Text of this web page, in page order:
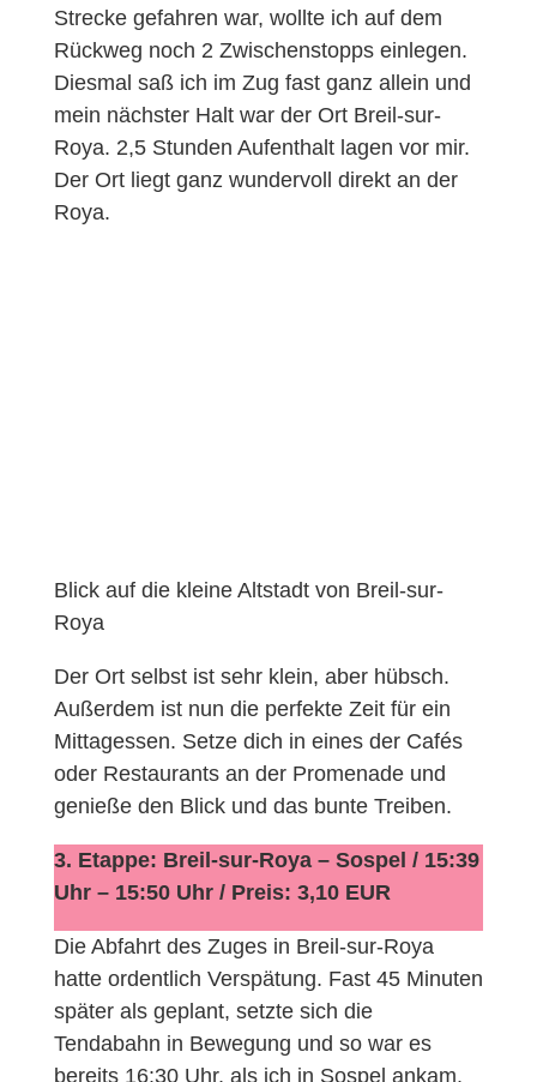
Strecke gefahren war, wollte ich auf dem
Rückweg noch 2 Zwischenstopps einlegen.
Diesmal saß ich im Zug fast ganz allein und
mein nächster Halt war der Ort Breil-sur-
Roya. 2,5 Stunden Aufenthalt lagen vor mir.
Der Ort liegt ganz wundervoll direkt an der
Roya.
Blick auf die kleine Altstadt von Breil-sur-
Roya
Der Ort selbst ist sehr klein, aber hübsch.
Außerdem ist nun die perfekte Zeit für ein
Mittagessen. Setze dich in eines der Cafés
oder Restaurants an der Promenade und
genieße den Blick und das bunte Treiben.
3. Etappe: Breil-sur-Roya – Sospel / 15:39
Uhr – 15:50 Uhr / Preis: 3,10 EUR
Die Abfahrt des Zuges in Breil-sur-Roya
hatte ordentlich Verspätung. Fast 45 Minuten
später als geplant, setzte sich die
Tendabahn in Bewegung und so war es
bereits 16:30 Uhr, als ich in Sospel ankam.